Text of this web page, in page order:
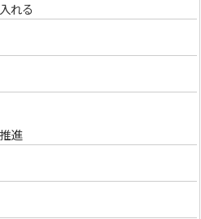
れる
進